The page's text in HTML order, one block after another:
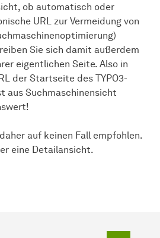
ob automatisch oder
URL zur Vermeidung von
Sie sich damit außerdem
eigentlichen Seite. Also in
der Startseite des TYPO3-
aus Suchmaschinensicht
auf keinen Fall empfohlen.
eine Detailansicht.